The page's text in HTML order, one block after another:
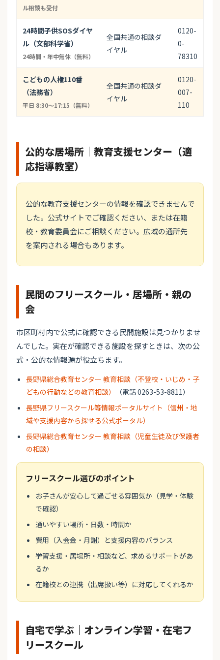
ル相談も受付
24時間子供SOSダイヤ
ル（文部科学省）
24時間・年中無休（無料）
全国共通の相談ダ
イヤル
0120-
0-
78310
こどもの人権110番
（法務省）
平日 8:30〜17:15（無料）
全国共通の相談ダ
イヤル
0120-
007-
110
公的な居場所｜教育支援センター（適
応指導教室）
公的な教育支援センターの情報を確認できませんで
した。公式サイトでご確認ください、または在籍
校・教育委員会にご相談ください。広域の通所先
を案内される場合もあります。
民間のフリースクール・居場所・親の
会
市区町村内で公式に確認できる民間施設は見つかりませ
んでした。実在が確認できる施設を探すときは、次の公
式・公的な情報源が役立ちます。
長野県総合教育センター 教育相談（不登校・いじめ・子
どもの行動などの教育相談）
（電話 0263-53-8811）
長野県フリースクール等情報ポータルサイト（信州・地
域や支援内容から探せる公式ポータル）
長野県総合教育センター 教育相談（児童生徒及び保護者
の相談）
フリースクール選びのポイント
お子さんが安心して過ごせる雰囲気か（見学・体験
で確認）
通いやすい場所・日数・時間か
費用（入会金・月謝）と支援内容のバランス
学習支援・居場所・相談など、求めるサポートがあ
るか
在籍校との連携（出席扱い等）に対応してくれるか
自宅で学ぶ｜オンライン学習・在宅フ
リースクール